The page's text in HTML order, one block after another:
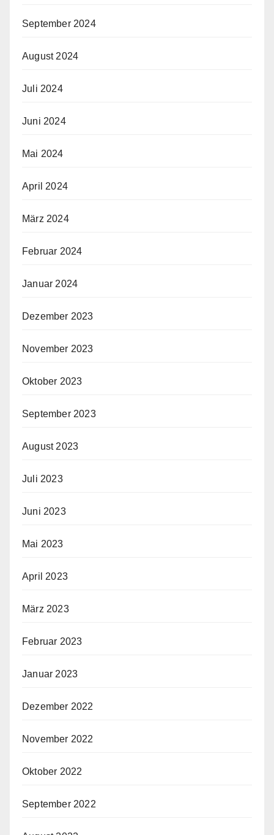
September 2024
August 2024
Juli 2024
Juni 2024
Mai 2024
April 2024
März 2024
Februar 2024
Januar 2024
Dezember 2023
November 2023
Oktober 2023
September 2023
August 2023
Juli 2023
Juni 2023
Mai 2023
April 2023
März 2023
Februar 2023
Januar 2023
Dezember 2022
November 2022
Oktober 2022
September 2022